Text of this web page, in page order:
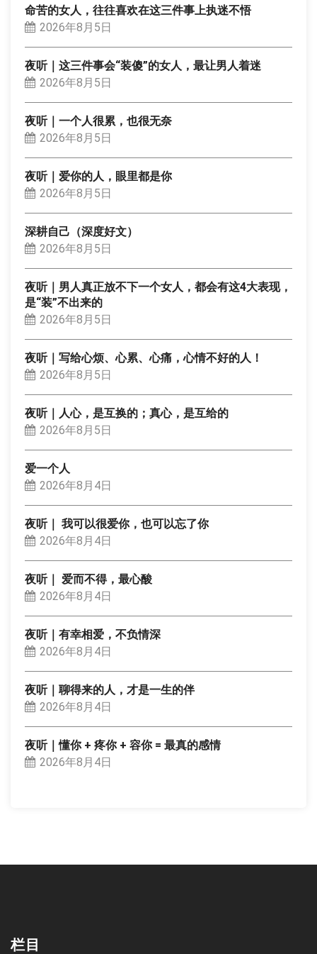
命苦的女人，往往喜欢在这三件事上执迷不悟
2026年8月5日
夜听｜这三件事会“装傻”的女人，最让男人着迷
2026年8月5日
夜听｜一个人很累，也很无奈
2026年8月5日
夜听｜爱你的人，眼里都是你
2026年8月5日
深耕自己（深度好文）
2026年8月5日
夜听｜男人真正放不下一个女人，都会有这4大表现，
是“装”不出来的
2026年8月5日
夜听｜写给心烦、心累、心痛，心情不好的人！
2026年8月5日
夜听｜人心，是互换的；真心，是互给的
2026年8月5日
爱一个人
2026年8月4日
夜听｜ 我可以很爱你，也可以忘了你
2026年8月4日
夜听｜ 爱而不得，最心酸
2026年8月4日
夜听｜有幸相爱，不负情深
2026年8月4日
夜听｜聊得来的人，才是一生的伴
2026年8月4日
夜听｜懂你 + 疼你 + 容你 = 最真的感情
2026年8月4日
栏目